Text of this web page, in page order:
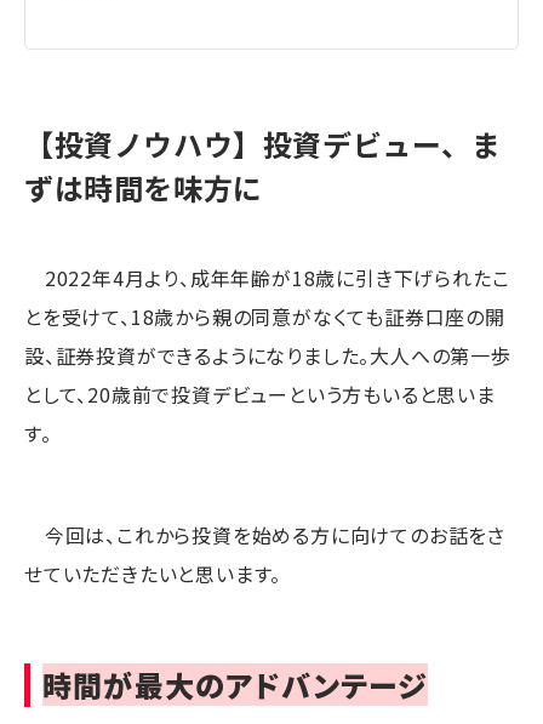
【投資ノウハウ】投資デビュー、ま
ずは時間を味方に
2022年4月より、成年年齢が18歳に引き下げられたこ
とを受けて、18歳から親の同意がなくても証券口座の開
設、証券投資ができるようになりました。大人への第一歩
として、20歳前で投資デビューという方もいると思いま
す。
今回は、これから投資を始める方に向けてのお話をさ
せていただきたいと思います。
時間が最大のアドバンテージ